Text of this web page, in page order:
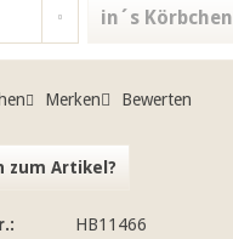
in´s Körbchen
Merken Bewerten
zum Artikel?
HB11466